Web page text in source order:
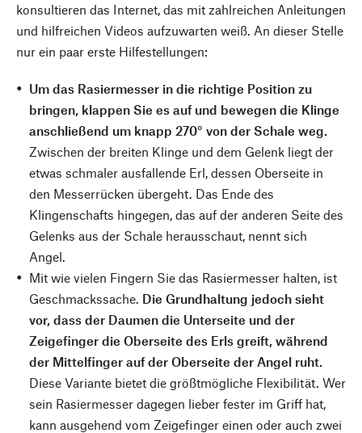
konsultieren das Internet, das mit zahlreichen Anleitungen
und hilfreichen Videos aufzuwarten weiß. An dieser Stelle
nur ein paar erste Hilfestellungen:
Um das Rasiermesser in die richtige Position zu
bringen, klappen Sie es auf und bewegen die Klinge
anschließend um knapp 270° von der Schale weg.
Zwischen der breiten Klinge und dem Gelenk liegt der
etwas schmaler ausfallende Erl, dessen Oberseite in
den Messerrücken übergeht. Das Ende des
Klingenschafts hingegen, das auf der anderen Seite des
Gelenks aus der Schale herausschaut, nennt sich
Angel.
Mit wie vielen Fingern Sie das Rasiermesser halten, ist
Geschmackssache. Die Grundhaltung jedoch sieht
vor, dass der Daumen die Unterseite und der
Zeigefinger die Oberseite des Erls greift, während
der Mittelfinger auf der Oberseite der Angel ruht.
Diese Variante bietet die größtmögliche Flexibilität. Wer
sein Rasiermesser dagegen lieber fester im Griff hat,
kann ausgehend vom Zeigefinger einen oder auch zwei